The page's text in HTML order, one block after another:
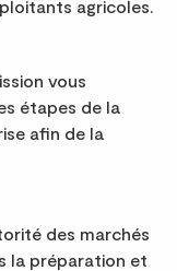
agricoles.
vous
étapes de la
afin de la
des marchés
la préparation et